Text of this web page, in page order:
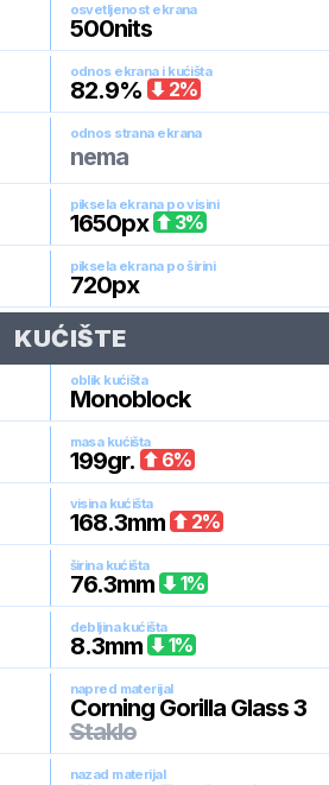
osvetljenost ekrana
500nits
odnos ekrana i kućišta
82.9% 2%
odnos strana ekrana
nema
piksela ekrana po visini
1650px 3%
piksela ekrana po širini
720px
KUĆIŠTE
oblik kućišta
Monoblock
masa kućišta
199gr. 6%
visina kućišta
168.3mm 2%
širina kućišta
76.3mm 1%
debljina kućišta
8.3mm 1%
napred materijal
Corning Gorilla Glass 3
Staklo
nazad materijal